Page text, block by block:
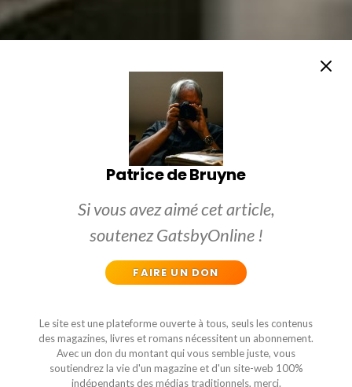
Patrice de Bruyne
Si vous avez aimé cet article,
soutenez GatsbyOnline !
FAIRE UN DON
Le site est une plateforme ouverte à tous, seuls les contenus
des magazines, livres et romans nécessitent un abonnement.
Avec un don du montant qui vous semble juste, vous
soutiendrez la vie d'un magazine et d'un site-web 100%
indépendants des médias traditionnels, merci.